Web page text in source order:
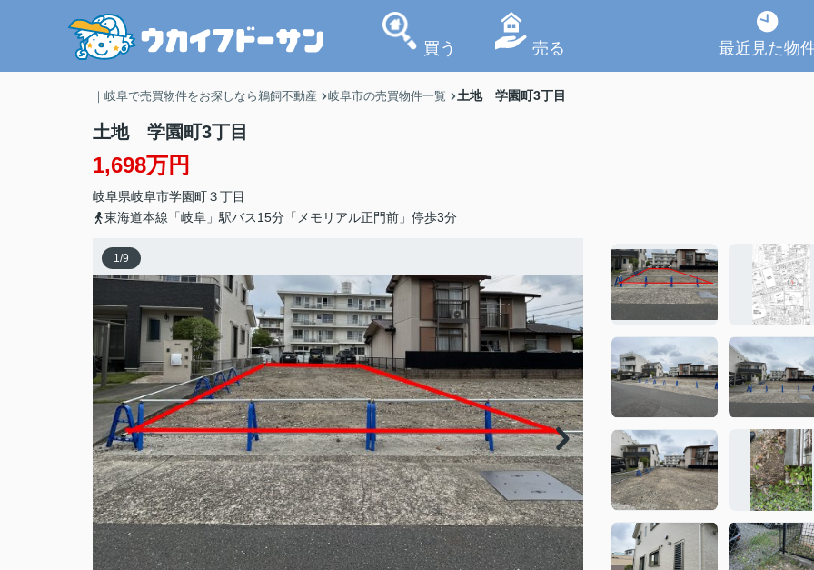
買う 売る 最近見た物
｜岐阜で売買物件をお探しなら鵜飼不動産 岐阜市の売買物件一覧 土地 学園町3丁目
土地 学園町3丁目
1,698万円
岐阜県岐阜市学園町３丁目
東海道本線「岐阜」駅バス15分「メモリアル正門前」停歩3分
1/9